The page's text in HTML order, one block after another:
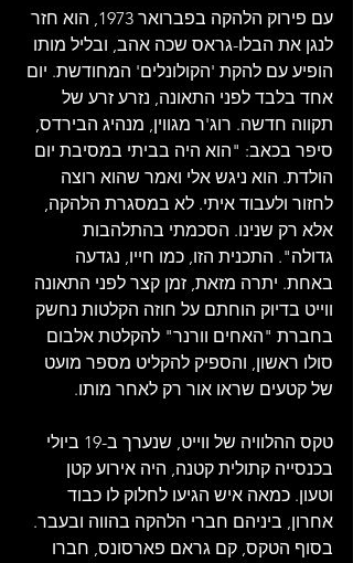
עם פירוק הלהקה בפברואר 1973, הוא חזר
לנגן את הבלו-גראס שכה אהב, ובליל מותו
הופיע עם להקת 'הקולונלים' המחודשת. יום
אחד בלבד לפני התאונה, נזרע זרע של
תקווה חדשה. רוג'ר מגווין, מנהיג הבירדס,
סיפר בכאב: "הוא היה בביתי במסיבת יום
הולדת. הוא ניגש אלי ואמר שהוא רוצה
לחזור ולעבוד איתי. לא במסגרת הלהקה,
אלא רק שנינו. הסכמתי בהתלהבות
גדולה". התכנית הזו, כמו חייו, נגדעה
באחת. יתרה מזאת, זמן קצר לפני התאונה
ווייט בדיוק הוחתם על חוזה הקלטות נחשק
בחברת "האחים וורנר" להקלטת אלבום
סולו ראשון, והספיק להקליט מספר מועט
של קטעים שראו אור רק לאחר מותו.
טקס ההלוויה של ווייט, שנערך ב-19 ביולי
בכנסייה קתולית קטנה, היה אירוע קטן
וטעון. כמאה איש הגיעו לחלוק לו כבוד
אחרון, ביניהם חברי הלהקה בהווה ובעבר.
בסוף הטקס, קם גראם פארסונס, חברו